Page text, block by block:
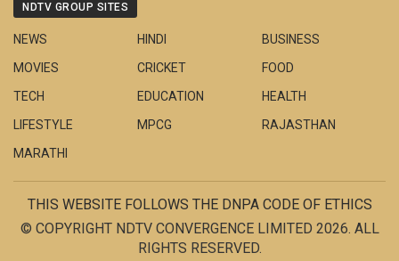
NDTV GROUP SITES
NEWS HINDI
BUSINESS
MOVIES
CRICKET
FOOD
TECH
EDUCATION
HEALTH
LIFESTYLE
MPCG
RAJASTHAN
MARATHI
THIS WEBSITE FOLLOWS THE DNPA CODE OF ETHICS
© COPYRIGHT NDTV CONVERGENCE LIMITED 2026. ALL
RIGHTS RESERVED.